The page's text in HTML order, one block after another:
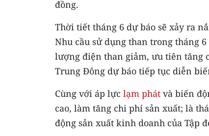
đồng.
Thời tiết tháng 6 dự báo sẽ xảy ra
Nhu cầu sử dụng than trong tháng
lượng điện than giảm, ưu tiên tăng
Trung Đông dự báo tiếp tục diễn
Cùng với áp lực lạm phát và biến
cao, làm tăng chi phí sản xuất; là
động sản xuất kinh doanh của Tập